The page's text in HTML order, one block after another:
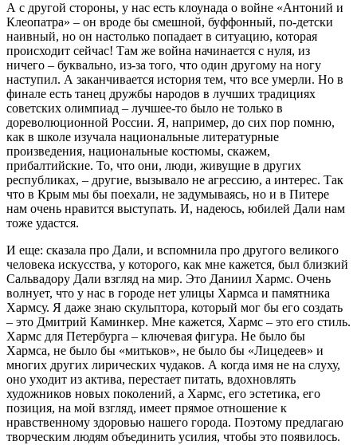
А с другой стороны, у нас есть клоунада о войне «Антоний и
Клеопатра» – он вроде бы смешной, буффонный, по-детски
наивный, но он настолько попадает в ситуацию, которая
происходит сейчас! Там же война начинается с нуля, из
ничего – буквально, из-за того, что один другому на ногу
наступил. А заканчивается история тем, что все умерли. Но в
финале есть танец дружбы народов в лучших традициях
советских олимпиад – лучшее-то было не только в
дореволюционной России. Я, например, до сих пор помню,
как в школе изучала национальные литературные
произведения, национальные костюмы, скажем,
прибалтийские. То, что они, люди, живущие в других
республиках, – другие, вызывало не агрессию, а интерес. Так
что в Крым мы бы поехали, не задумываясь, но и в Питере
нам очень нравится выступать. И, надеюсь, юбилей Дали нам
тоже удастся.
И еще: сказала про Дали, и вспомнила про другого великого
человека искусства, у которого, как мне кажется, был близкий
Сальвадору Дали взгляд на мир. Это Даниил Хармс. Очень
волнует, что у нас в городе нет улицы Хармса и памятника
Хармсу. Я даже знаю скульптора, который мог бы его создать
– это Дмитрий Каминкер. Мне кажется, Хармс – это его стиль.
Хармс для Петербурга – ключевая фигура. Не было бы
Хармса, не было бы «митьков», не было бы «Лицедеев» и
многих других лирических чудаков. А когда имя не на слуху,
оно уходит из актива, перестает питать, вдохновлять
художников новых поколений, а Хармс, его эстетика, его
позиция, на мой взгляд, имеет прямое отношение к
нравственному здоровью нашего города. Поэтому предлагаю
творческим людям объединить усилия, чтобы это появилось.